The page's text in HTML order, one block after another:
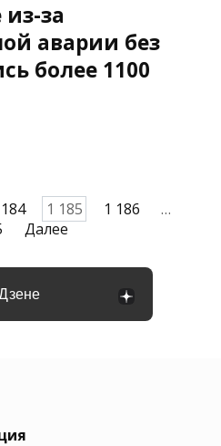
за
аварии без
более 1100
1 185 1 186
…
Далее